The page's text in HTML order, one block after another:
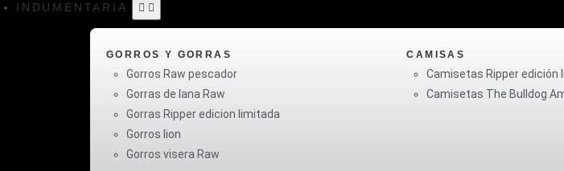
INDUMENTARIA
GORROS Y GORRAS
Gorros Raw pescador
Gorras de lana Raw
Gorras Ripper edicion limitada
Gorros lion
Gorros visera Raw
CAMISAS
Camisetas Ripper edición
Camisetas The Bulldog